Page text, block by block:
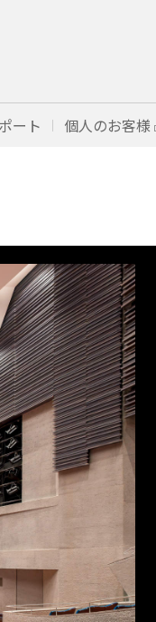
ート 個人のお客様